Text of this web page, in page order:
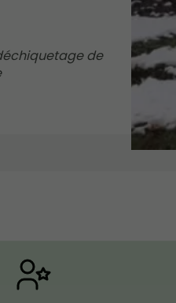
de